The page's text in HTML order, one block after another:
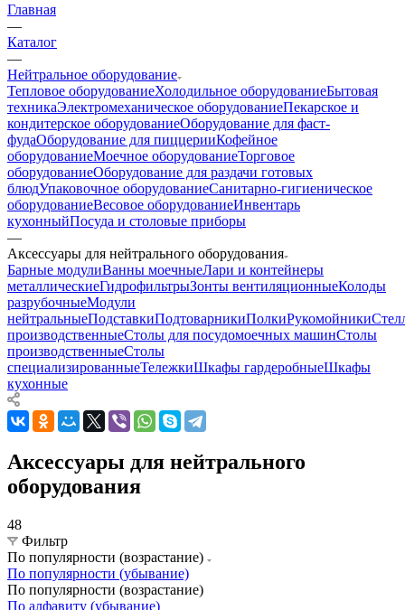
Главная
—
Каталог
—
Нейтральное оборудование
Тепловое оборудованиеХолодильное оборудованиеБытовая
техникаЭлектромеханическое оборудованиеПекарское и
кондитерское оборудованиеОборудование для фаст-
фудаОборудование для пиццерииКофейное
оборудованиеМоечное оборудованиеТорговое
оборудованиеОборудование для раздачи готовых
блюдУпаковочное оборудованиеСанитарно-гигиеническое
оборудованиеВесовое оборудованиеИнвентарь
кухонныйПосуда и столовые приборы
—
Аксессуары для нейтрального оборудования
Барные модулиВанны моечныеЛари и контейнеры
металлическиеГидрофильтрыЗонты вентиляционныеКолоды
разрубочныеМодули
нейтральныеПодставкиПодтоварникиПолкиРукомойники
производственныеСтолы для посудомоечных машинСтолы
производственныеСтолы
специализированныеТележкиШкафы гардеробныеШкафы
кухонные
Аксессуары для нейтрального
оборудования
48
Фильтр
По популярности (возрастание)
По популярности (убывание)
По популярности (возрастание)
По алфавиту (убывание)